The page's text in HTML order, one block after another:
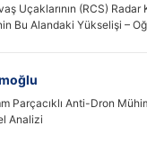
Uçaklarının (RCS) Radar
Bu Alandaki Yükselişi –
Parçacıklı Anti-Dron
Analizi